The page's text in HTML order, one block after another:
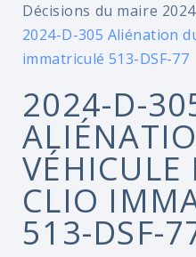
Décisions du maire 2024
2024-D-305 Aliénation
immatriculé 513-DSF-77
2024-D-
VÉHICULE
CLIO
513-DSF-